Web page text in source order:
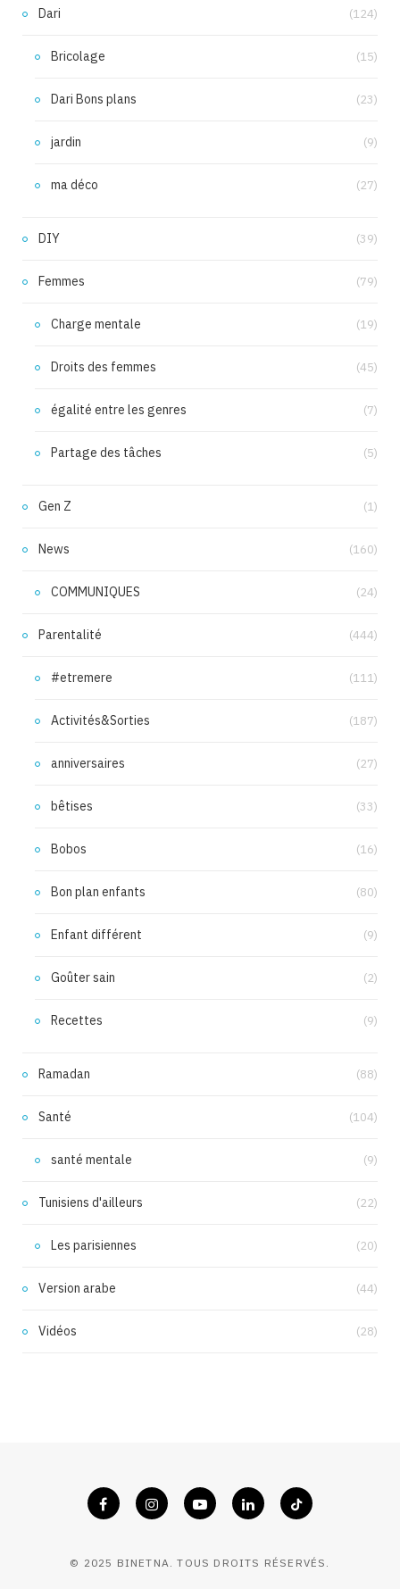
Dari (124)
Bricolage (15)
Dari Bons plans (23)
jardin (9)
ma déco (27)
DIY (39)
Femmes (79)
Charge mentale (19)
Droits des femmes (45)
égalité entre les genres (7)
Partage des tâches (5)
Gen Z (1)
News (160)
COMMUNIQUES (24)
Parentalité (444)
#etremere (111)
Activités&Sorties (187)
anniversaires (27)
bêtises (33)
Bobos (16)
Bon plan enfants (80)
Enfant différent (9)
Goûter sain (2)
Recettes (9)
Ramadan (88)
Santé (104)
santé mentale (9)
Tunisiens d'ailleurs (22)
Les parisiennes (20)
Version arabe (44)
Vidéos (28)
© 2025 BINETNA. TOUS DROITS RÉSERVÉS.